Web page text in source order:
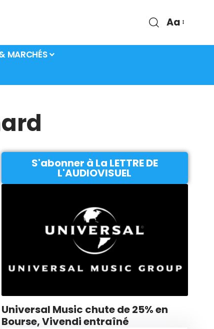
Aa
MARCHÉS
S'abonner à La LETTRE DE
L'AUDIOVISUEL
Universal Music chute de 25% en
Bourse, Vivendi entraîné